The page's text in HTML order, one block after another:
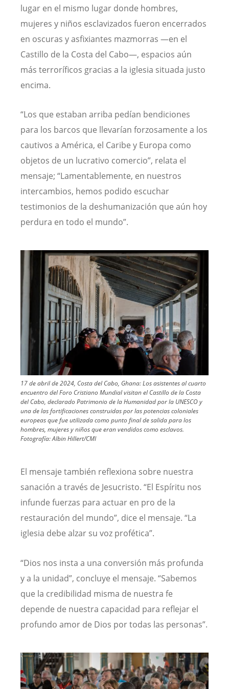
lugar en el mismo lugar donde hombres,
mujeres y niños esclavizados fueron encerrados
en oscuras y asfixiantes mazmorras —en el
Castillo de la Costa del Cabo—, espacios aún
más terroríficos gracias a la iglesia situada justo
encima.
“Los que estaban arriba pedían bendiciones
para los barcos que llevarían forzosamente a los
cautivos a América, el Caribe y Europa como
objetos de un lucrativo comercio”, relata el
mensaje; “Lamentablemente, en nuestros
intercambios, hemos podido escuchar
testimonios de la deshumanización que aún hoy
perdura en todo el mundo”.
17 de abril de 2024, Costa del Cabo, Ghana: Los asistentes al cuarto
encuentro del Foro Cristiano Mundial visitan el Castillo de la Costa
del Cabo, declarado Patrimonio de la Humanidad por la UNESCO y
una de las fortificaciones construidas por las potencias coloniales
europeas que fue utilizada como punto final de salida para los
hombres, mujeres y niños que eran vendidos como esclavos.
Fotografía:Albin Hillert/CMI
El mensaje también reflexiona sobre nuestra
sanación a través de Jesucristo. “El Espíritu nos
infunde fuerzas para actuar en pro de la
restauración del mundo”, dice el mensaje. “La
iglesia debe alzar su voz profética”.
“Dios nos insta a una conversión más profunda
y a la unidad”, concluye el mensaje. “Sabemos
que la credibilidad misma de nuestra fe
depende de nuestra capacidad para reflejar el
profundo amor de Dios por todas las personas”.
Image